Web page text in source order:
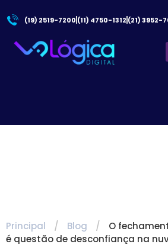
(19) 2519-7200 (11) 4750-1312 (21) 3952-
Principal / Blog /
O
é questão de desconfiança na